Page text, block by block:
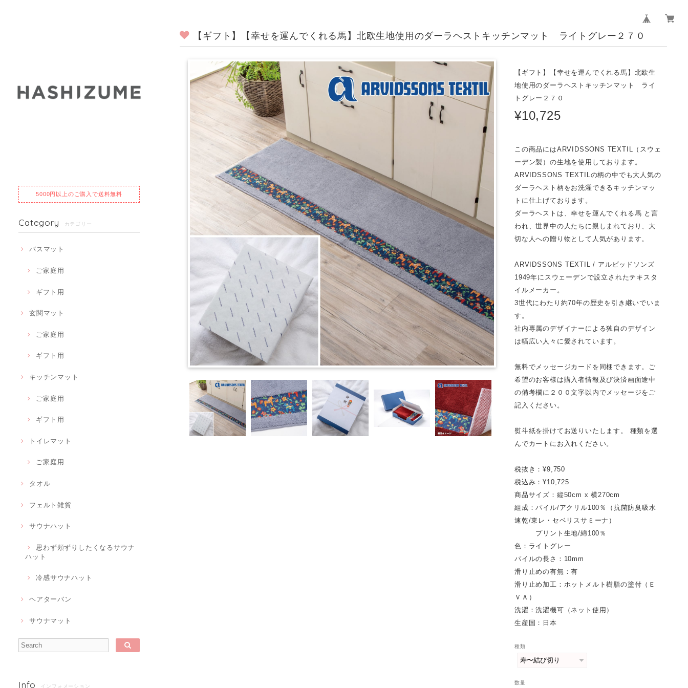
5000円以上のご購入で送料無料
Category カテゴリー
バスマット
ご家庭用
ギフト用
玄関マット
ご家庭用
ギフト用
キッチンマット
ご家庭用
ギフト用
トイレマット
ご家庭用
タオル
フェルト雑貨
サウナハット
思わず頬ずりしたくなるサウナ
ハット
冷感サウナハット
ヘアターバン
サウナマット
Info インフォメーション
【ギフト】【幸せを運んでくれる馬】北欧生地使用のダーラヘストキッチンマット ライトグレー２７０
【ギフト】【幸せを運んでくれる馬】北欧生
地使用のダーラヘストキッチンマット ライ
トグレー２７０
¥10,725
この商品にはARVIDSSONS TEXTIL（スウェ
ーデン製）の生地を使用しております。
ARVIDSSONS TEXTILの柄の中でも大人気の
ダーラヘスト柄をお洗濯できるキッチンマッ
トに仕上げております。
ダーラヘストは、幸せを運んでくれる馬 と言
われ、世界中の人たちに親しまれており、大
切な人への贈り物として人気があります。
ARVIDSSONS TEXTIL / アルビッドソンズ
1949年にスウェーデンで設立されたテキスタ
イルメーカー。
3世代にわたり約70年の歴史を引き継いでいま
す。
社内専属のデザイナーによる独自のデザイン
は幅広い人々に愛されています。
無料でメッセージカードを同梱できます。ご
希望のお客様は購入者情報及び決済画面途中
の備考欄に２００文字以内でメッセージをご
記入ください。
熨斗紙を掛けてお送りいたします。 種類を選
んでカートにお入れください。
税抜き：¥9,750
税込み：¥10,725
商品サイズ：縦50cm x 横270cm
組成：パイル/アクリル100％（抗菌防臭吸水
速乾/東レ・セベリスサミーナ）
プリント生地/綿100％
色：ライトグレー
パイルの長さ：10mm
滑り止めの有無：有
滑り止め加工：ホットメルト樹脂の塗付（Ｅ
ＶＡ）
洗濯：洗濯機可（ネット使用）
生産国：日本
種類
数量